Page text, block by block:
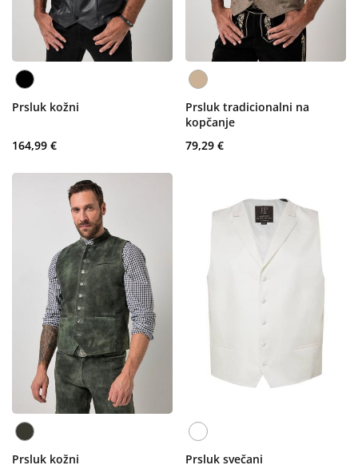
Prsluk kožni
164,99 €
Prsluk tradicionalni na
kopčanje
79,29 €
Prsluk kožni
Prsluk svečani